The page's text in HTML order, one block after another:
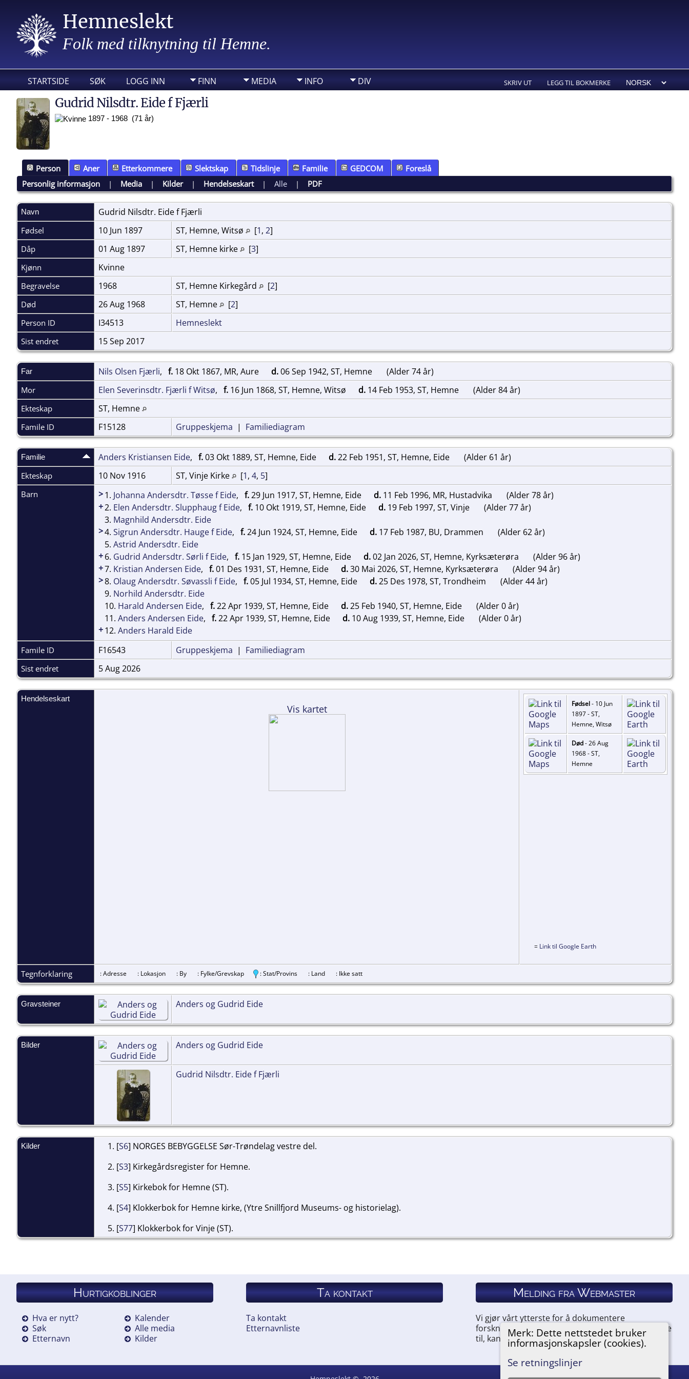
Hemneslekt
Folk med tilknytning til Hemne.
STARTSIDE SØK LOGG INN FINN MEDIA INFO DIV SKRIV UT LEGG TIL BOKMERKE
Merk: Dette nettstedet bruker
informasjonskapsler (cookies).
Se retningslinjer
Gudrid Nilsdtr. Eide f Fjærli
1897 - 1968 (71 år)
Person Aner Etterkommere Slektskap Tidslinje Familie GEDCOM
Foreslå
Personlig informasjon | Media | Kilder| Hendelseskart|Alle | PDF
Navn Gudrid Nilsdtr. Eide f Fjærli
Fødsel 10 Jun 1897 ST, Hemne, Witsø [1, 2]
Dåp 01 Aug 1897 ST, Hemne kirke [3]
Kjønn Kvinne
Begravelse 1968 ST, Hemne Kirkegård [2]
Død 26 Aug 1968 ST, Hemne [2]
Person ID I34513 Hemneslekt
Sist endret 15 Sep 2017
Far Nils Olsen Fjærli, f. 18 Okt 1867, MR, Aure d.06 Sep 1942, ST, Hemne (Alder 74 år)
Mor Elen Severinsdtr. Fjærli f Witsø, f. 16 Jun 1868, ST, Hemne, Witsø d. 14 Feb 1953, ST, Hemne (Alder 84 år)
Ekteskap ST, Hemne
Famile ID F15128 Gruppeskjema | Familiediagram
Familie Anders Kristiansen Eide, f.03 Okt 1889, ST, Hemne, Eide d.22 Feb 1951, ST, Hemne, Eide (Alder 61 år)
Ekteskap 10 Nov 1916 ST, Vinje Kirke [1, 4, 5]
Barn >1. Johanna Andersdtr. Tøsse f Eide, f.29 Jun 1917, ST, Hemne, Eide d. 11 Feb 1996, MR, Hustadvika
(Alder 78 år)
+2. Elen Andersdtr. Slupphaug f Eide, f. 10 Okt 1919, ST, Hemne, Eide d. 19 Feb 1997, ST, Vinje
(Alder 77 år)
3. Magnhild Andersdtr. Eide
>4. Sigrun Andersdtr. Hauge f Eide, f.24 Jun 1924, ST, Hemne, Eide d. 17 Feb 1987, BU, Drammen
(Alder 62 år)
5. Astrid Andersdtr. Eide
+6. Gudrid Andersdtr. Sørli f Eide, f. 15 Jan 1929, ST, Hemne, Eide d.02 Jan 2026, ST, Hemne, Kyrksæterøra
(Alder 96 år)
+7. Kristian Andersen Eide, f.01 Des 1931, ST, Hemne, Eide d.30 Mai 2026, ST, Hemne, Kyrksæterøra
(Alder 94 år)
>8. Olaug Andersdtr. Søvassli f Eide, f.05 Jul 1934, ST, Hemne, Eide d.25 Des 1978, ST, Trondheim
(Alder 44 år)
9. Norhild Andersdtr. Eide
10. Harald Andersen Eide, f.22 Apr 1939, ST, Hemne, Eide d.25 Feb 1940, ST, Hemne, Eide
(Alder 0 år)
11. Anders Andersen Eide, f.22 Apr 1939, ST, Hemne, Eide d. 10 Aug 1939, ST, Hemne, Eide
(Alder 0 år)
+12. Anders Harald Eide
Famile ID F16543 Gruppeskjema | Familiediagram
Sist endret 5 Aug 2026
Hendelseskart
Vis kartet Fødsel- 10 Jun
1897 - ST,
Hemne, Witsø
Død- 26 Aug
1968 - ST,
Hemne
= Link til Google Earth
Tegnforklaring : Adresse : Lokasjon : By : Fylke/Grevskap : Stat/Provins : Land : Ikke satt
Gravsteiner Anders og Gudrid Eide
Bilder Anders og Gudrid Eide
Gudrid Nilsdtr. Eide f Fjærli
Kilder [S6] NORGES BEBYGGELSE Sør-Trøndelag vestre del.
[S3] Kirkegårdsregister for Hemne.
[S5] Kirkebok for Hemne (ST).
[S4] Klokkerbok for Hemne kirke, (Ytre Snillfjord Museums- og historielag).
[S77] Klokkerbok for Vinje (ST).
Hurtigkoblinger
Hva er nytt?
Søk
Etternavn
Kalender
Alle media
Kilder
Ta kontakt
Ta kontakt
Etternavnliste
Melding fra Webmaster
Vi gjør vårt ytterste for å dokumentere
forskningen vår. Hvis du har noe du ønsker å legge
til, kan du kontakte oss.